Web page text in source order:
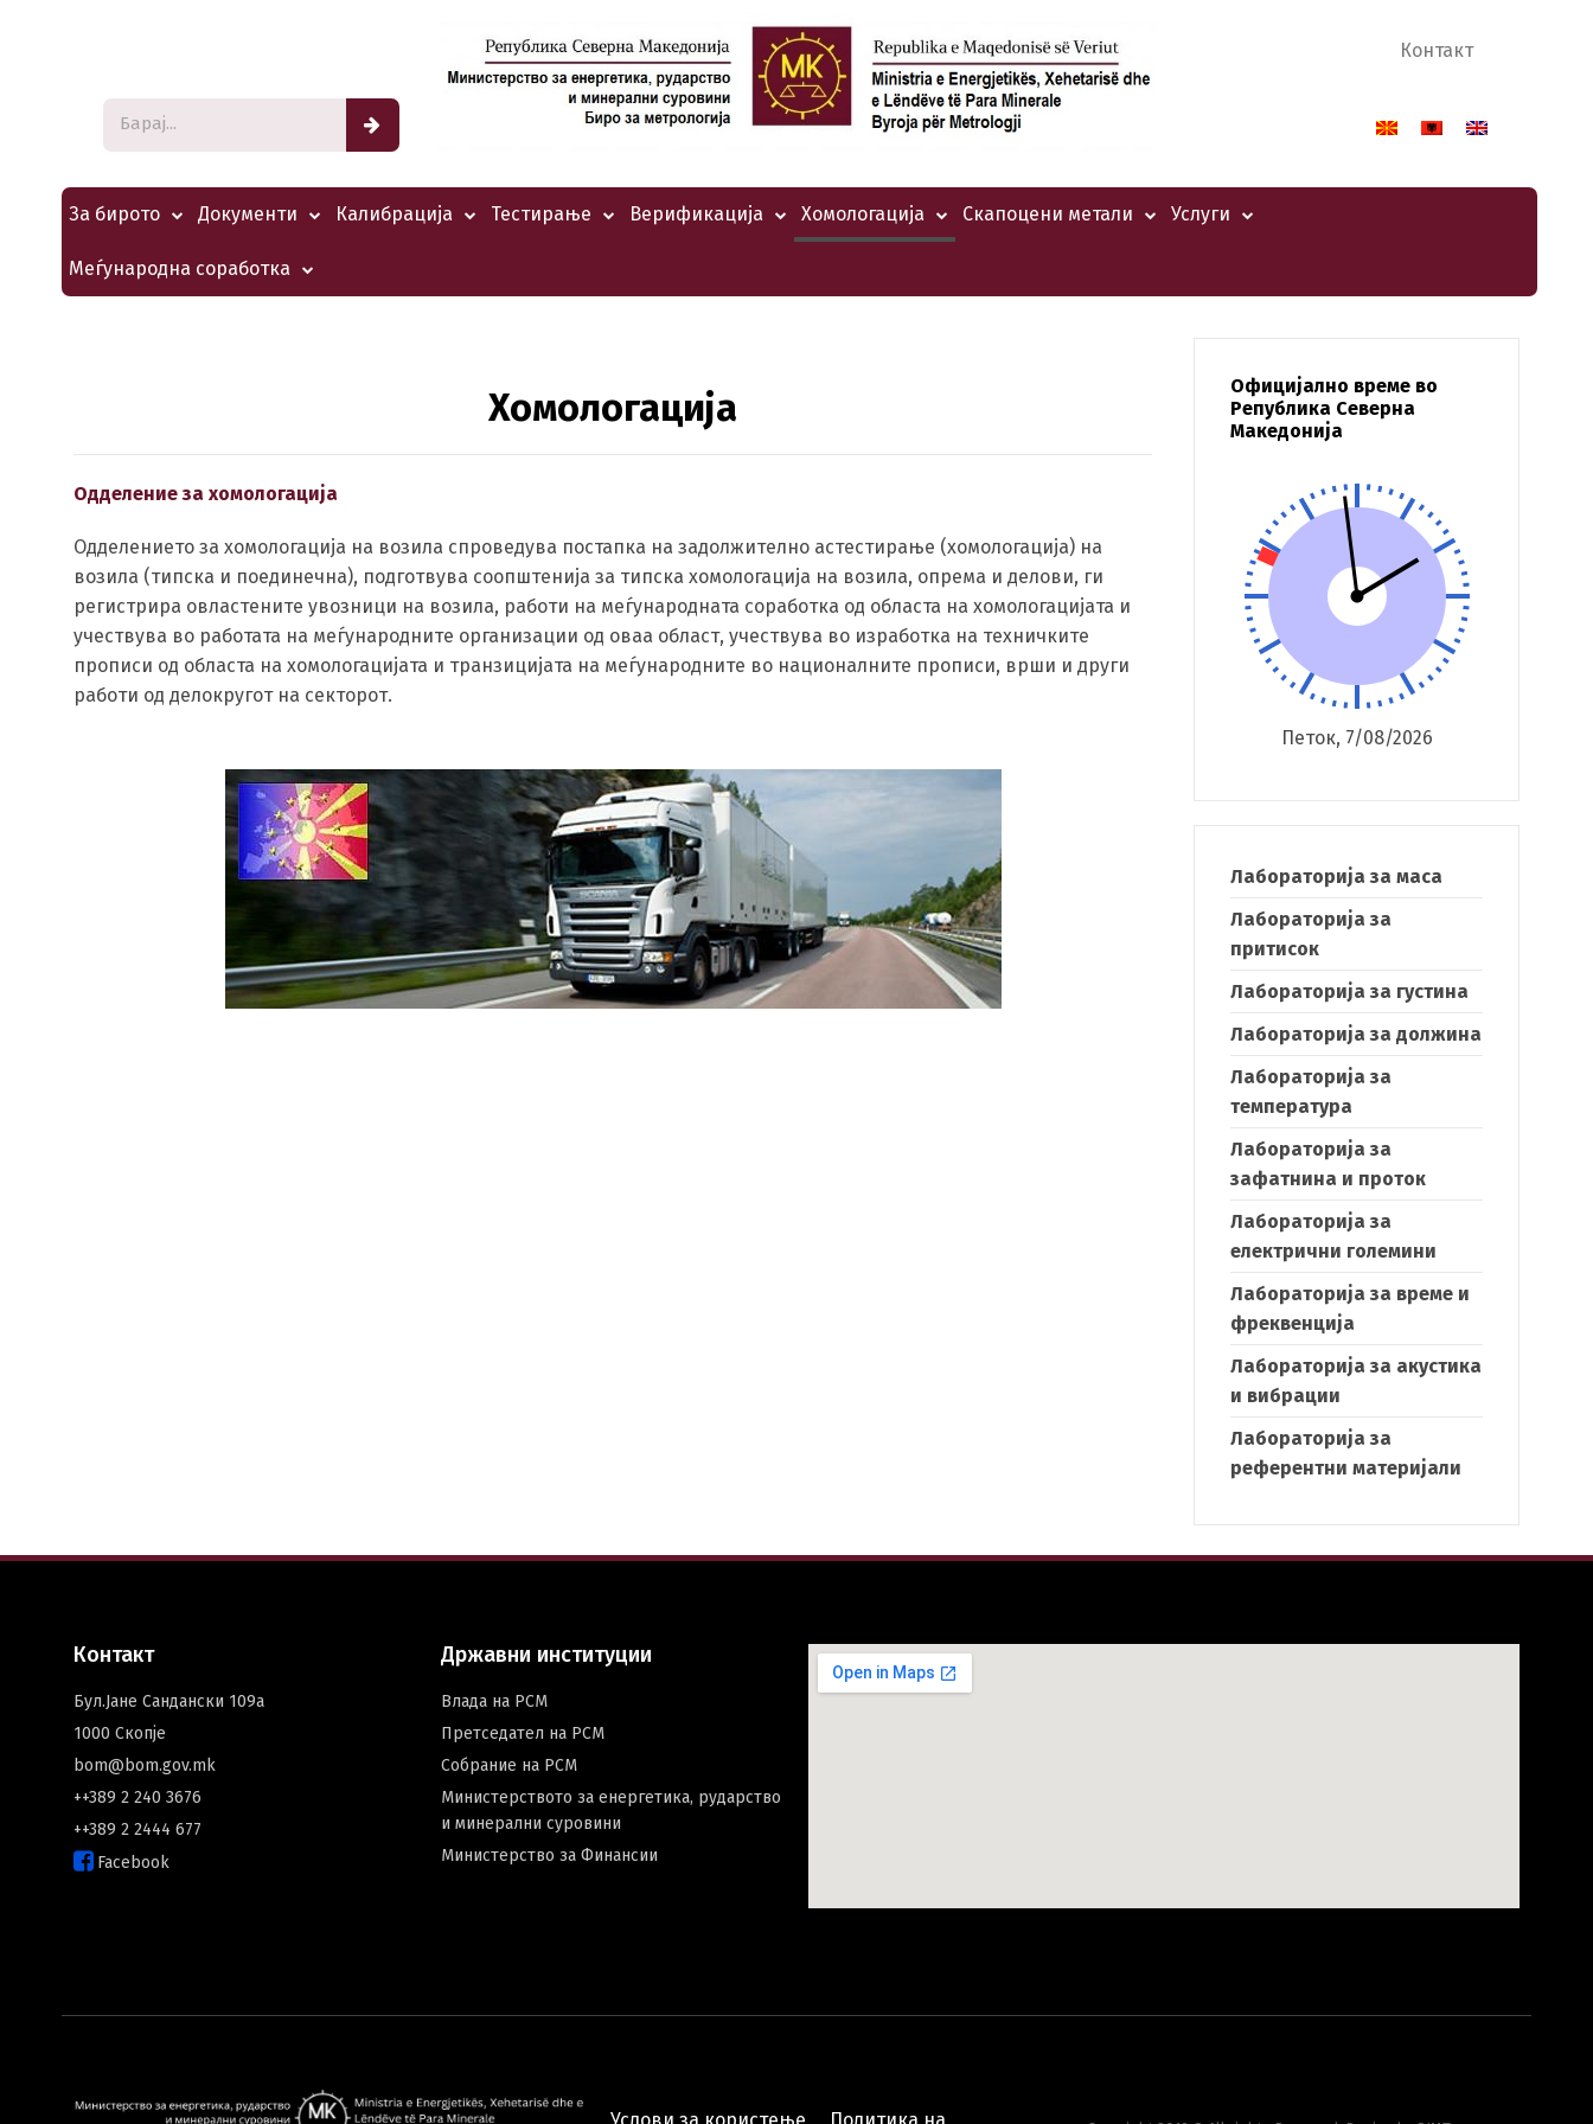
Контакт
За бирото Документи Калибрација Тестирање Верификација Хомологација Скапоцени метали Услуги
Меѓународна соработка
Хомологација
Одделение за хомологација
Одделението за хомологација на возила спроведува постапка на задолжително астестирање (хомологација) на
возила (типска и поединечна), подготвува соопштенија за типска хомологација на возила, опрема и делови, ги
регистрира овластените увозници на возила, работи на меѓународната соработка од областа на хомологацијата и
учествува во работата на меѓународните организации од оваа област, учествува во изработка на техничките
прописи од областа на хомологацијата и транзицијата на меѓународните во националните прописи, врши и други
работи од делокругот на секторот.
Официјално време во
Република Северна
Македонија
Петок, 7/08/2026
Лабораторија за маса
Лабораторија за
притисок
Лабораторија за густина
Лабораторија за должина
Лабораторија за
температура
Лабораторија за
зафатнина и проток
Лабораторија за
електрични големини
Лабораторија за време и
фреквенција
Лабораторија за акустика
и вибрации
Лабораторија за
референтни материјали
Контакт
Бул.Јане Сандански 109а
1000 Скопје
bom@bom.gov.mk
++389 2 240 3676
++389 2 2444 677
Facebook
Државни институции
Влада на РСМ
Претседател на РСМ
Собрание на РСМ
Министерството за енергетика, рударство
и минерални суровини
Министерство за Финансии